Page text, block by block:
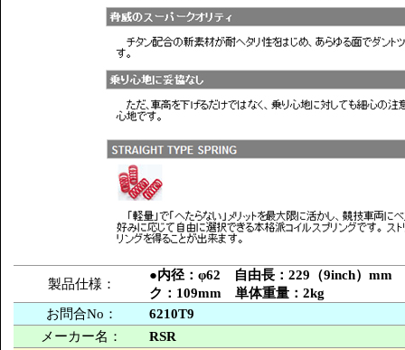
製品仕様：
●内径：φ62 自由長：229（9inch）
ク：109mm 単体重量：2kg
お問合No：
6210T9
メーカー名：
RSR